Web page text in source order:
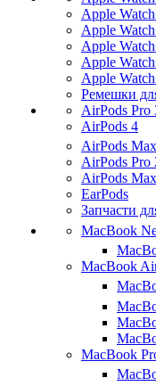
Apple
Apple
Apple
Apple
Apple
Ремешки
AirPods Pro
AirPods 4
AirPods
AirPods Pro
AirPods Max
EarPods
Запчасти
MacBook
MacBook
MacBook